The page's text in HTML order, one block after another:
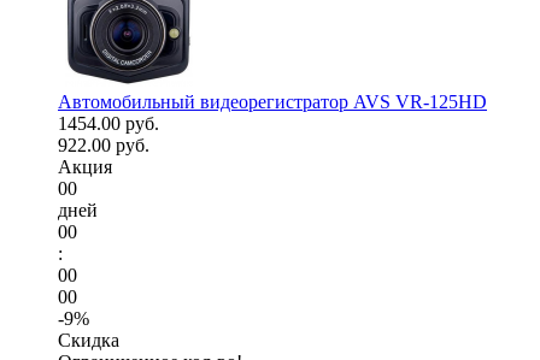
Автомобильный видеорегистратор AVS VR-125HD
1454.00 руб.
922.00 руб.
Акция
00
дней
00
:
00
00
-9%
Скидка